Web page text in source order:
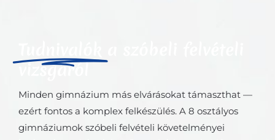
vizsgáról
Minden gimnázium más elvárásokat támaszthat —
ezért fontos a komplex felkészülés. A 8 osztályos
gimnáziumok szóbeli felvételi követelményei